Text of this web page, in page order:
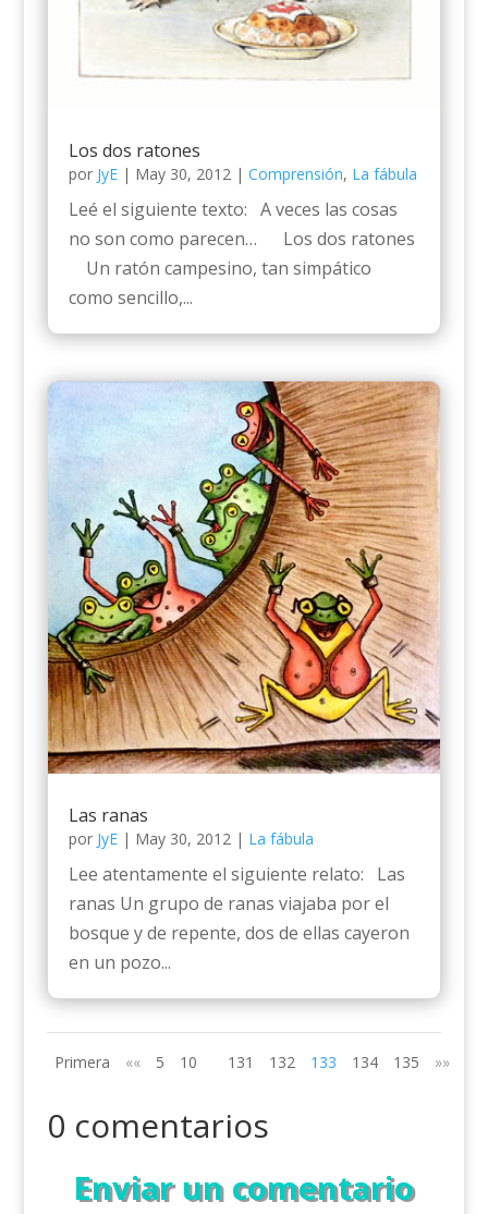
Los dos ratones
por JyE| May 30, 2012| Comprensión, La fábula
Leé el siguiente texto: A veces las cosas
no son como parecen… Los dos ratones
Un ratón campesino, tan simpático
como sencillo,...
Las ranas
por JyE| May 30, 2012| La fábula
Lee atentamente el siguiente relato: Las
ranas Un grupo de ranas viajaba por el
bosque y de repente, dos de ellas cayeron
en un pozo...
Primera «« 5 10 131 132 133 134 135 »»
0 comentarios
Enviar un comentario